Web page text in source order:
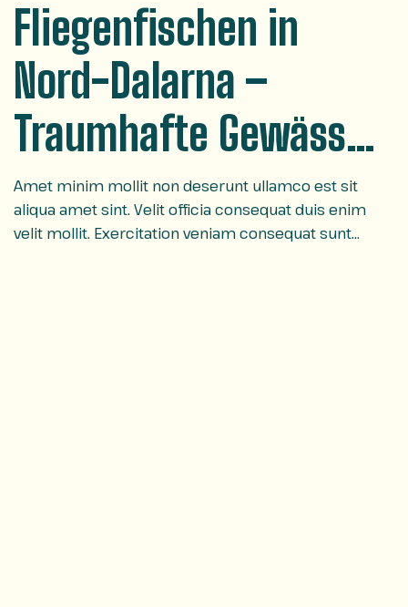
Fliegenfischen in
Nord-Dalarna –
Traumhafte Gewässer
Schwedens
Amet minim mollit non deserunt ullamco est sit
aliqua amet sint. Velit officia consequat duis enim
velit mollit. Exercitation veniam consequat sunt